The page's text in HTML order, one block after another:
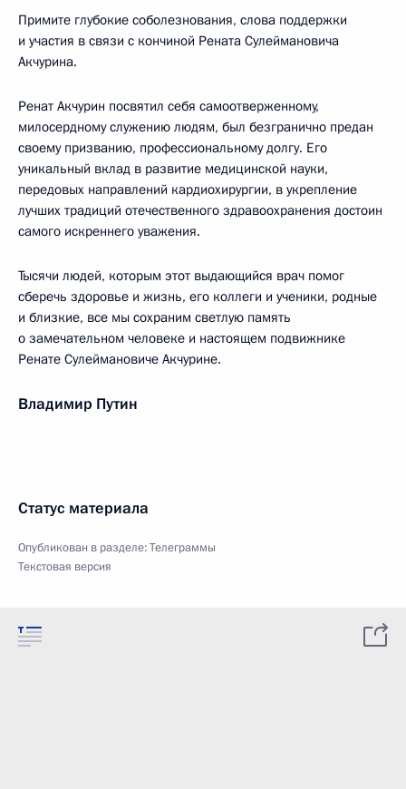
Примите глубокие соболезнования, слова поддержки
и участия в связи с кончиной Рената Сулеймановича
Акчурина.
Ренат Акчурин посвятил себя самоотверженному,
милосердному служению людям, был безгранично предан
своему призванию, профессиональному долгу. Его
уникальный вклад в развитие медицинской науки,
передовых направлений кардиохирургии, в укрепление
лучших традиций отечественного здравоохранения достоин
самого искреннего уважения.
Тысячи людей, которым этот выдающийся врач помог
сберечь здоровье и жизнь, его коллеги и ученики, родные
и близкие, все мы сохраним светлую память
о замечательном человеке и настоящем подвижнике
Ренате Сулеймановиче Акчурине.
Владимир Путин
Статус материала
Опубликован в разделе:Телеграммы
Текстовая версия